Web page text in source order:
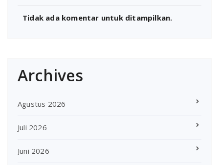
Tidak ada komentar untuk ditampilkan.
Archives
Agustus 2026
Juli 2026
Juni 2026